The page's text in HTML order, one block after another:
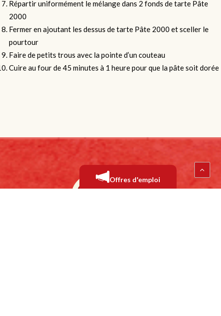
Répartir uniformément le mélange dans 2 fonds de tarte Pâte
2000
Fermer en ajoutant les dessus de tarte Pâte 2000 et sceller le
pourtour
Faire de petits trous avec la pointe d’un couteau
Cuire au four de 45 minutes à 1 heure pour que la pâte soit dorée
Offres d'emploi